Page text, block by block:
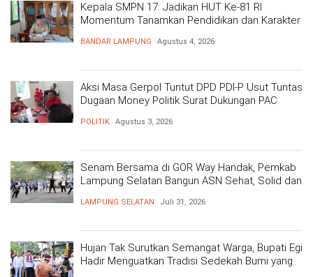
Kepala SMPN 17: Jadikan HUT Ke-81 RI
Momentum Tanamkan Pendidikan dan Karakter
BANDAR LAMPUNG Agustus 4, 2026
Aksi Masa Gerpol Tuntut DPD PDI-P Usut Tuntas
Dugaan Money Politik Surat Dukungan PAC
POLITIK Agustus 3, 2026
Senam Bersama di GOR Way Handak, Pemkab
Lampung Selatan Bangun ASN Sehat, Solid dan
LAMPUNG SELATAN Juli 31, 2026
Hujan Tak Surutkan Semangat Warga, Bupati Egi
Hadir Menguatkan Tradisi Sedekah Bumi yang